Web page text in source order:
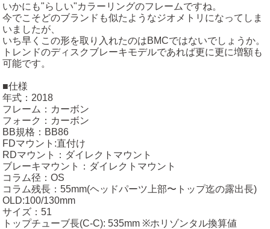
いかにも"らしい"カラーリングのフレームですね。
今でこそどのブランドも似たようなジオメトリになってしま
いましたが、
いち早くこの形を取り入れたのはBMCではないでしょうか。
トレンドのディスクブレーキモデルであれば更に更に増額も
可能です。
■仕様
年式：2018
フレーム：カーボン
フォーク：カーボン
BB規格：BB86
FDマウント:直付け
RDマウント：ダイレクトマウント
ブレーキマウント：ダイレクトマウント
コラム径：OS
コラム残長：55mm(ヘッドパーツ上部〜トップ迄の露出長)
OLD:100/130mm
サイズ：51
トップチューブ長(C-C): 535mm ※ホリゾンタル換算値